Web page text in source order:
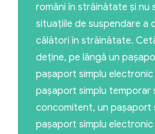
români în străinătate şi nu
situaţiile de suspendare a
călători în străinătate.
deţine, pe lângă un
paşaport simplu electronic
paşaport simplu temporar
concomitent, un paşaport
paşaport simplu electronic